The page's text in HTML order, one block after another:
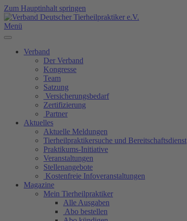
Zum Hauptinhalt springen
Menü
Verband
Der Verband
Kongresse
Team
Satzung
Versicherungsbedarf
Zertifizierung
Partner
Aktuelles
Aktuelle Meldungen
Tierheilpraktikersuche und Bereitschaftsdienst
Praktikums-Initiative
Veranstaltungen
Stellenangebote
Kostenfreie Infoveranstaltungen
Magazine
Mein Tierheilpraktiker
Alle Ausgaben
Abo bestellen